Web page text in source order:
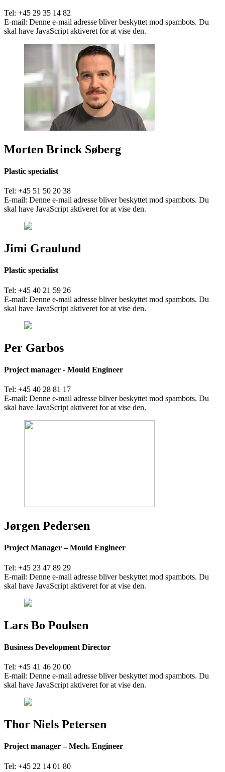
Tel: +45 29 35 14 82
E-mail: Denne e-mail adresse bliver beskyttet mod spambots. Du
skal have JavaScript aktiveret for at vise den.
Morten Brinck Søberg
Plastic specialist
Tel: +45 51 50 20 38
E-mail: Denne e-mail adresse bliver beskyttet mod spambots. Du
skal have JavaScript aktiveret for at vise den.
Jimi Graulund
Plastic specialist
Tel: +45 40 21 59 26
E-mail: Denne e-mail adresse bliver beskyttet mod spambots. Du
skal have JavaScript aktiveret for at vise den.
Per Garbos
Project manager - Mould Engineer
Tel: +45 40 28 81 17
E-mail: Denne e-mail adresse bliver beskyttet mod spambots. Du
skal have JavaScript aktiveret for at vise den.
Jørgen Pedersen
Project Manager – Mould Engineer
Tel: +45 23 47 89 29
E-mail: Denne e-mail adresse bliver beskyttet mod spambots. Du
skal have JavaScript aktiveret for at vise den.
Lars Bo Poulsen
Business Development Director
Tel: +45 41 46 20 00
E-mail: Denne e-mail adresse bliver beskyttet mod spambots. Du
skal have JavaScript aktiveret for at vise den.
Thor Niels Petersen
Project manager – Mech. Engineer
Tel: +45 22 14 01 80